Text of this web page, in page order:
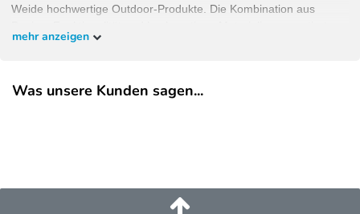
Weide hochwertige Outdoor-Produkte. Die Kombination aus
Wohlfühlambiente bei bestem Schutz. Bauen Sie Ihren Garten,
EU-Verantwortlicher
+49 821 79500 001
mehr anzeigen
Was unsere Kunden sagen...